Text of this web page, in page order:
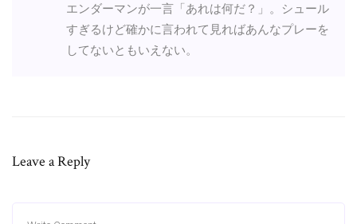
エンダーマンが一言「あれは何だ？」。シュール
すぎるけど確かに言われて見ればあんなプレーを
してないともいえない。
Leave a Reply